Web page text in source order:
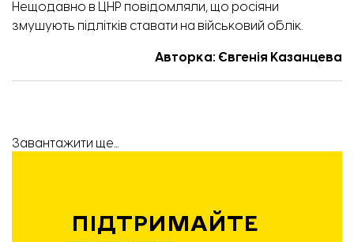
Нещодавно в ЦНР повідомляли, що росіяни
змушують підлітків ставати на військовий облік.
Авторка: Євгенія Казанцева
Завантажити ще...
ПІДТРИМАЙТЕ